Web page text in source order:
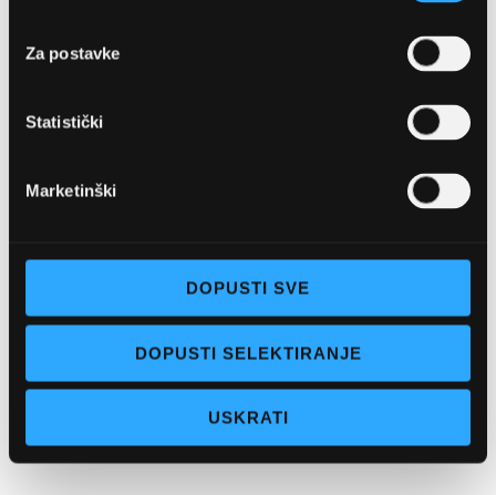
Za postavke
Statistički
Marketinški
DOPUSTI SVE
DOPUSTI SELEKTIRANJE
USKRATI
+ 385-(0)21-652-102
Pon - pet: 08 - 22h,
Sub: 08 - 22h
webshop@optikanjego.hr
OPTIKA NJEGO, POSLOVNICA 2